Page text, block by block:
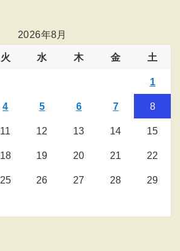
2026年8月
火 水 木 金 土
1
4 5 6 7 8
11 12 13 14 15
18 19 20 21 22
25 26 27 28 29